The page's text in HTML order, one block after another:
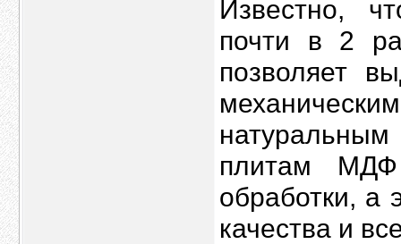
Известно,
почти в 2
позволяет
плитам МДФ
обработки, а
качества и